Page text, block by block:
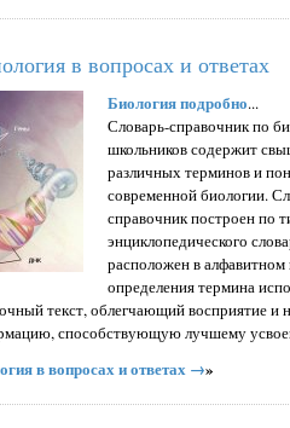
в вопросах и ответах
Биология подробно...
Словарь-справочник по
школьников содержит
различных терминов и
современной биологии.
справочник построен по
энциклопедического
расположен в
определения термина
текст, облегчающий восприятие и
способствующую лучшему
в вопросах и ответах →»